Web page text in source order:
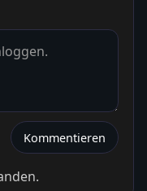
Kommentieren